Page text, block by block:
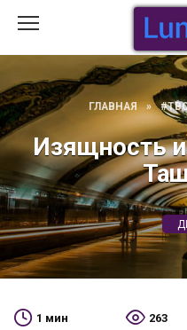
содержанию
ГЛАВНАЯ »
Изящность
1 мин 263